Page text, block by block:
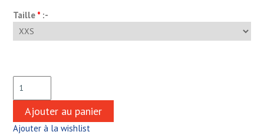
Taille *:-
Ajouter au panier
Ajouter à la wishlist